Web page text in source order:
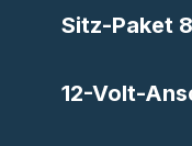
Sitz-Paket
12-Volt-